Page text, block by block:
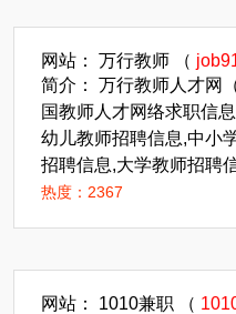
网站： 万行教师 （
简介： 万行教师人才网
国教师人才网络求职信
幼儿教师招聘信息,中小
招聘信息,大学教师招聘
热度：2367
网站： 1010兼职 （